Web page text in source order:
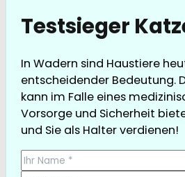
Testsieger
In Wadern sind Haustiere
entscheidender Bedeutung.
kann im Falle eines
Vorsorge und Sicherheit
und Sie als Halter verdienen!